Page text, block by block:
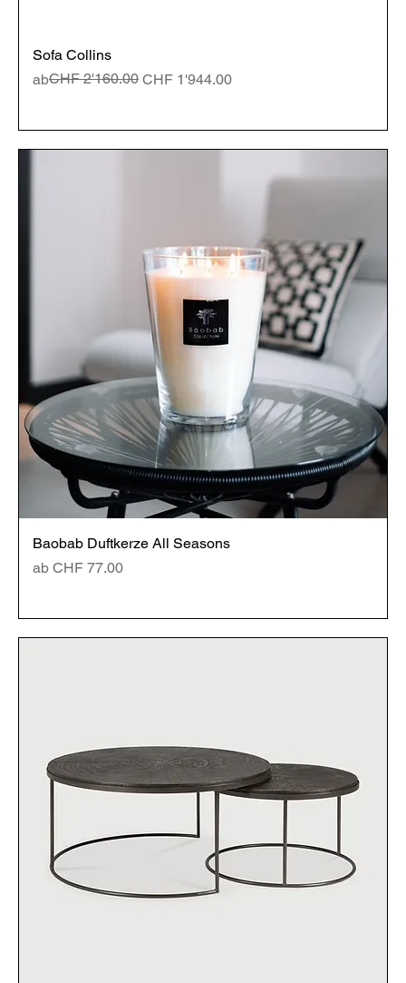
Sofa Collins
ab
Standardpreis
CHF 2'160.00 CHF 1'944.00
Sale-Preis
Baobab Duftkerze All Seasons
ab CHF 77.00
Sale-Preis